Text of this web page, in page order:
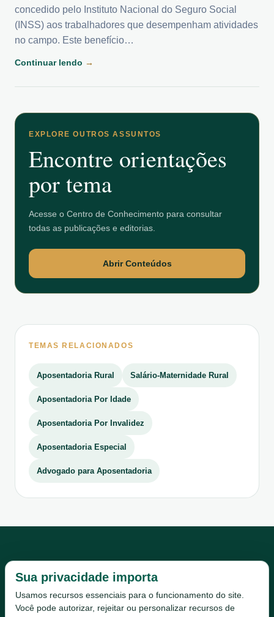
concedido pelo Instituto Nacional do Seguro Social
(INSS) aos trabalhadores que desempenham atividades
no campo. Este benefício…
Continuar lendo →
EXPLORE OUTROS ASSUNTOS
Encontre orientações
por tema
Acesse o Centro de Conhecimento para consultar
todas as publicações e editorias.
Abrir Conteúdos
TEMAS RELACIONADOS
Aposentadoria Rural Salário-Maternidade Rural
Aposentadoria Por Idade
Aposentadoria Por Invalidez
Aposentadoria Especial
Advogado para Aposentadoria
Sua privacidade importa
Usamos recursos essenciais para o funcionamento do site.
Você pode autorizar, rejeitar ou personalizar recursos de